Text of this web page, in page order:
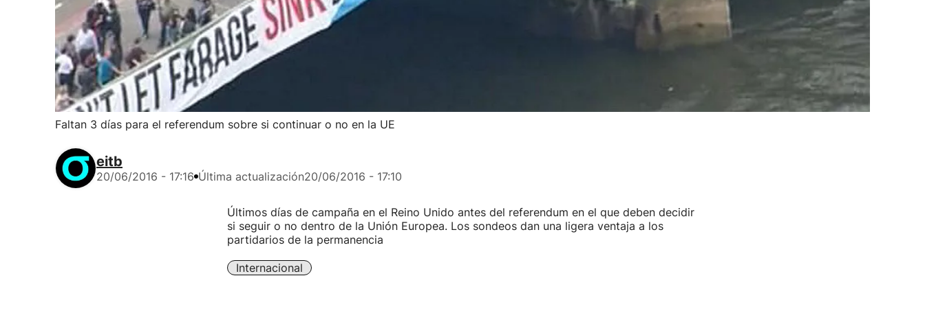
Faltan 3 días para el referendum sobre si continuar o no en la UE
eitb
20/06/2016 - 17:16 Última actualización20/06/2016 - 17:10
Últimos días de campaña en el Reino Unido antes del referendum en el que deben decidir
si seguir o no dentro de la Unión Europea. Los sondeos dan una ligera ventaja a los
partidarios de la permanencia
Internacional